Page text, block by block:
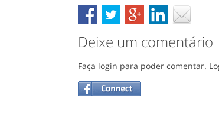
Deixe um comentário
Faça login para poder comentar.